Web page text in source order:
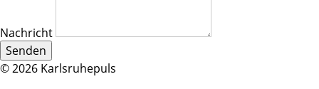
Nachricht
Senden
© 2026 Karlsruhepuls